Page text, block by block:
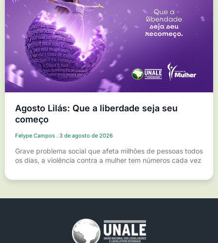
Agosto Lilás: Que a liberdade seja seu
começo
Felype Campos 3 de agosto de 2026
Grave problema social que afeta milhões de pessoas todos
os dias, a violência contra a mulher tem números cada vez